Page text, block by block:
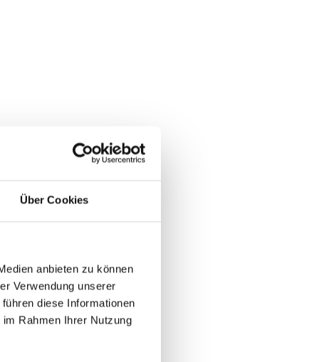
Über Cookies
anbieten zu können
Verwendung unserer
diese Informationen
Rahmen Ihrer Nutzung